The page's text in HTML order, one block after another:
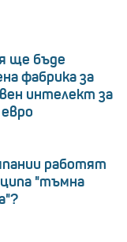
ще бъде
фабрика за
интелект за
работят
"тъмна